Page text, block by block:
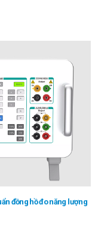
đồng hồ đo năng lượng